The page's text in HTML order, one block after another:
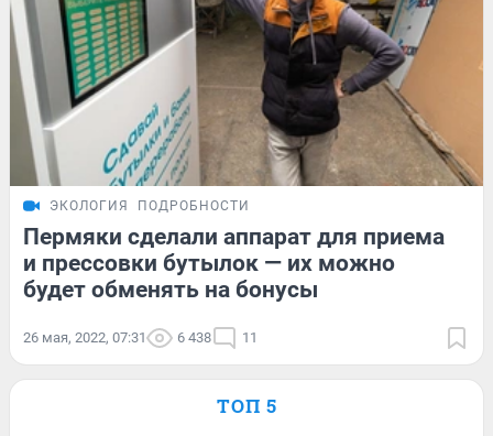
ЭКОЛОГИЯ ПОДРОБНОСТИ
Пермяки сделали аппарат для приема
и прессовки бутылок — их можно
будет обменять на бонусы
26 мая, 2022, 07:31 6 438 11
ТОП 5